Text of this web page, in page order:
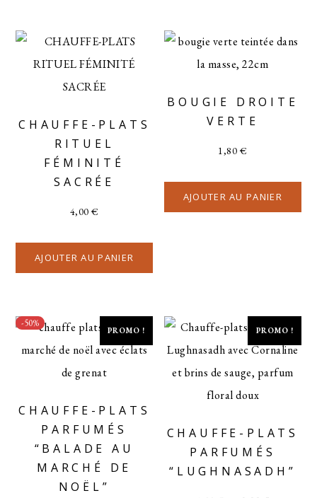
CHAUFFE-PLATS
RITUEL
FÉMINITÉ
SACRÉE
4,00€
AJOUTER AU PANIER
BOUGIE DROITE
VERTE
1,80€
AJOUTER AU PANIER
PROMO !
-50%
CHAUFFE-PLATS
PARFUMÉS
“BALADE AU
MARCHÉ DE
NOËL”
PROMO !
CHAUFFE-PLATS
PARFUMÉS
“LUGHNASADH”